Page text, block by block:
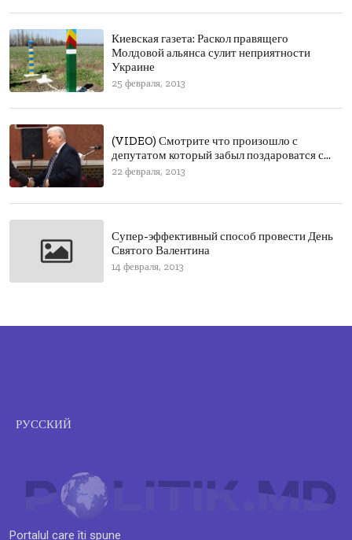
Киевская газета: Раскол правящего
Молдовой альянса сулит неприятности
Украине
25 февраля, 2013
(VIDEO) Смотрите что произошло с
депутатом который забыл поздароватся с...
22 февраля, 2013
Супер-эффективный способ провести День
Святого Валентина
14 февраля, 2013
Portalul care îți spune
РУССКИЙ